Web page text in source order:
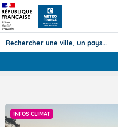
TOUS LES
INFOS CLIMAT